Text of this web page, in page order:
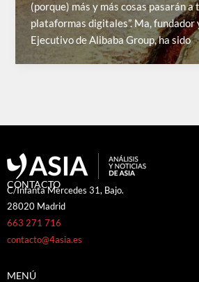
(porque) más y más cosas pasarán a
plataformas digitales”. Ma, fundador
Ejecutivo de Alibaba Group, ha sido
CONTACTO
C/Infanta Mercedes 31, Bajo.
28020 Madrid
663 271 716
contacto@4asia.es
MENÚ